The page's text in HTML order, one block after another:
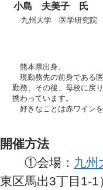
小島 夫美子 氏
九州大学 医学研究院
熊本県出身。
現勤務先の前身である
勤務、その後、母校に戻
携わっています。
好きなことは赤ワイン
開催方法
①会場： 九
東区馬出3丁目1-1